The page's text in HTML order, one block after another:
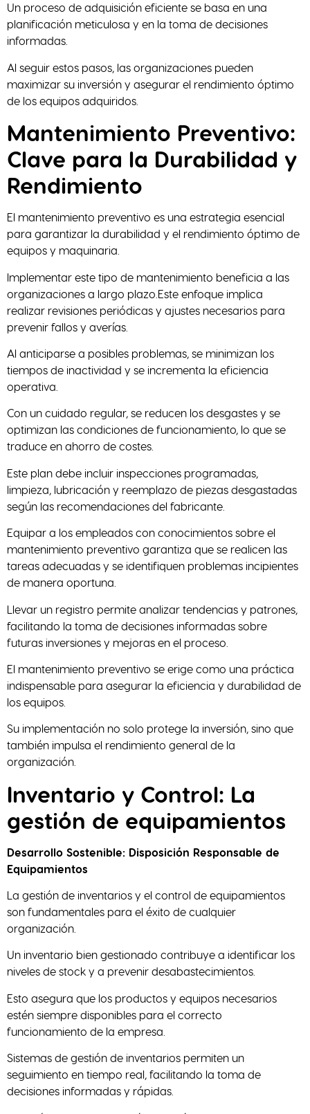
Un proceso de adquisición eficiente se basa en una
planificación meticulosa y en la toma de decisiones
informadas.
Al seguir estos pasos, las organizaciones pueden
maximizar su inversión y asegurar el rendimiento óptimo
de los equipos adquiridos.
Mantenimiento Preventivo:
Clave para la Durabilidad y
Rendimiento
El mantenimiento preventivo es una estrategia esencial
para garantizar la durabilidad y el rendimiento óptimo de
equipos y maquinaria.
Implementar este tipo de mantenimiento beneficia a las
organizaciones a largo plazo.Este enfoque implica
realizar revisiones periódicas y ajustes necesarios para
prevenir fallos y averías.
Al anticiparse a posibles problemas, se minimizan los
tiempos de inactividad y se incrementa la eficiencia
operativa.
Con un cuidado regular, se reducen los desgastes y se
optimizan las condiciones de funcionamiento, lo que se
traduce en ahorro de costes.
Este plan debe incluir inspecciones programadas,
limpieza, lubricación y reemplazo de piezas desgastadas
según las recomendaciones del fabricante.
Equipar a los empleados con conocimientos sobre el
mantenimiento preventivo garantiza que se realicen las
tareas adecuadas y se identifiquen problemas incipientes
de manera oportuna.
Llevar un registro permite analizar tendencias y patrones,
facilitando la toma de decisiones informadas sobre
futuras inversiones y mejoras en el proceso.
El mantenimiento preventivo se erige como una práctica
indispensable para asegurar la eficiencia y durabilidad de
los equipos.
Su implementación no solo protege la inversión, sino que
también impulsa el rendimiento general de la
organización.
Inventario y Control: La
gestión de equipamientos
Desarrollo Sostenible: Disposición Responsable de
Equipamientos
La gestión de inventarios y el control de equipamientos
son fundamentales para el éxito de cualquier
organización.
Un inventario bien gestionado contribuye a identificar los
niveles de stock y a prevenir desabastecimientos.
Esto asegura que los productos y equipos necesarios
estén siempre disponibles para el correcto
funcionamiento de la empresa.
Sistemas de gestión de inventarios permiten un
seguimiento en tiempo real, facilitando la toma de
decisiones informadas y rápidas.